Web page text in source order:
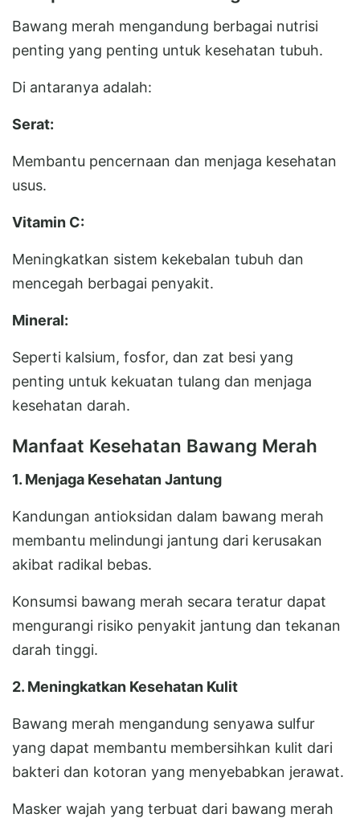
Bawang merah mengandung berbagai nutrisi
penting yang penting untuk kesehatan tubuh.
Di antaranya adalah:
Serat:
Membantu pencernaan dan menjaga kesehatan
usus.
Vitamin C:
Meningkatkan sistem kekebalan tubuh dan
mencegah berbagai penyakit.
Mineral:
Seperti kalsium, fosfor, dan zat besi yang
penting untuk kekuatan tulang dan menjaga
kesehatan darah.
Manfaat Kesehatan Bawang Merah
1. Menjaga Kesehatan Jantung
Kandungan antioksidan dalam bawang merah
membantu melindungi jantung dari kerusakan
akibat radikal bebas.
Konsumsi bawang merah secara teratur dapat
mengurangi risiko penyakit jantung dan tekanan
darah tinggi.
2. Meningkatkan Kesehatan Kulit
Bawang merah mengandung senyawa sulfur
yang dapat membantu membersihkan kulit dari
bakteri dan kotoran yang menyebabkan jerawat.
Masker wajah yang terbuat dari bawang merah